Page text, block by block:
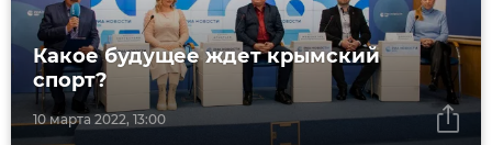
10 марта 2022, 13:00
Какое будущее ждет крымский
спорт?